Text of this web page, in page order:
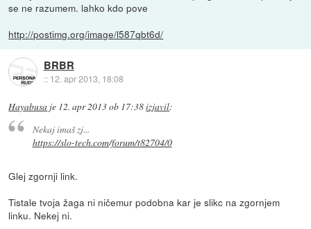
se ne razumem. lahko kdo pove
http://postimg.org/image/l587qbt6d/
BRBR
:: 12. apr 2013, 18:08
Hayabusa je 12. apr 2013 ob 17:38izjavil:
Nekaj imaš zj...
https://slo-tech.com/forum/t82704/0
Glej zgornji link.
Tistale tvoja žaga ni ničemur podobna kar je slikc na zgornjem
linku. Nekej ni.